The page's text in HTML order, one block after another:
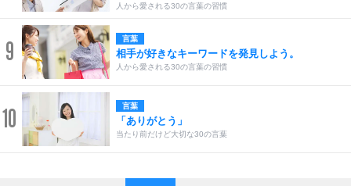
人から愛される30の言葉の習慣
9 言葉
相手が好きなキーワードを発見しよう。
人から愛される30の言葉の習慣
10 言葉
「ありがとう」
当たり前だけど大切な30の言葉